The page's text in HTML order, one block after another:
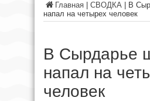
Главная СВОДКА
В
напал на четырех человек
В Сырдарье
напал на
человек